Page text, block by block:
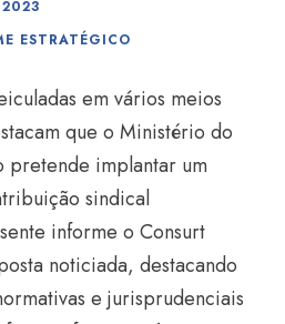
ESTRATÉGICO
em vários meios
que o Ministério do
pretende implantar um
sindical
informe o Consurt
noticiada, destacando
e jurisprudenciais